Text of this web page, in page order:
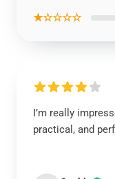
★☆☆☆☆
I’m really
practical, and